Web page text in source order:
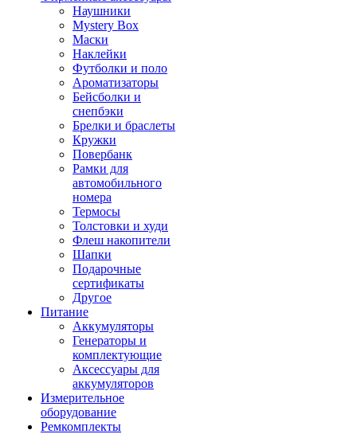
Наушники
Mystery Box
Маски
Наклейки
Футболки и поло
Ароматизаторы
Бейсболки и
снепбэки
Брелки и браслеты
Кружки
Повербанк
Рамки для
автомобильного
номера
Термосы
Толстовки и худи
Флеш накопители
Шапки
Подарочные
сертификаты
Другое
Питание
Аккумуляторы
Генераторы и
комплектующие
Аксессуары для
аккумуляторов
Измерительное
оборудование
Ремкомплекты